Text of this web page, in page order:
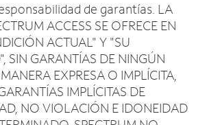
de garantías. LA
ACCESS SE OFRECE EN
ACTUAL" Y "SU
SIN GARANTÍAS DE NINGÚN
EXPRESA O IMPLÍCITA,
IMPLÍCITAS DE
NO VIOLACIÓN E IDONEIDAD